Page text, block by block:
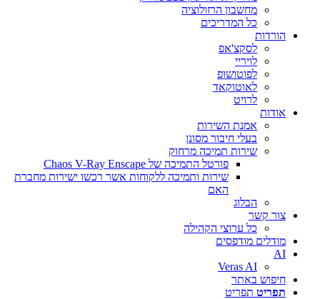
מחשבון הרזולוציה
כל המדריכים
הורדות
לסקצ'אפ
לויריי
לפוטושופ
לאוטוקאד
לרויט
אודות
אמנת השירות
בעלי חיבור מסונן
שירות תמיכה מרחוק
פורטל התמיכה של Chaos V-Ray Enscape
שירות ותמיכה ללקוחות אשר רכשו ישירות מחברת
האם
הבלוג
צור קשר
כל ערוצי הקהילה
מודלים מודפסים
AI
Veras AI
חיפוש באתר
תפריט תפריט